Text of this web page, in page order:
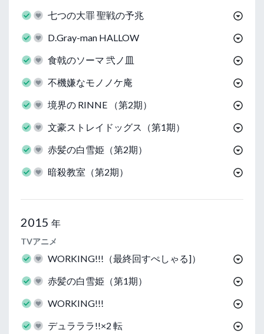
七つの大罪 聖戦の予兆
D.Gray-man HALLOW
食戟のソーマ 弐ノ皿
不機嫌なモノノケ庵
境界の RINNE （第2期）
文豪ストレイドッグス（第1期）
赤髪の白雪姫（第2期）
暗殺教室（第2期）
2015 年
TVアニメ
WORKING!!!（最終回すぺしゃる]）
赤髪の白雪姫（第1期）
WORKING!!!
デュラララ!!×2 転